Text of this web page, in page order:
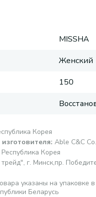
MISSHA
Женский
150
Корея
: Able C&C
Корея
г. Минск,пр.
указаны на упаковке
Беларусь